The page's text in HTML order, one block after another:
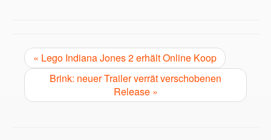
« Lego Indiana Jones 2 erhält Online Koop
Brink: neuer Trailer verrät verschobenen
Release »